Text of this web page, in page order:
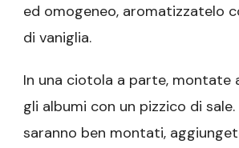
ed omogeneo, aromatizzatelo
di vaniglia.
In una ciotola a parte, montate
gli albumi con un pizzico di
saranno ben montati,